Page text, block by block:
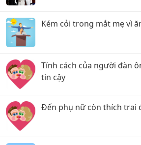
Kém cỏi trong mắt mẹ vì
Tính cách của người đàn
tin cậy
Đến phụ nữ còn thích trai